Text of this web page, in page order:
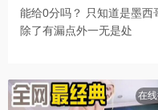
能给0分吗？ 只知道是墨西
除了有漏点外一无是处